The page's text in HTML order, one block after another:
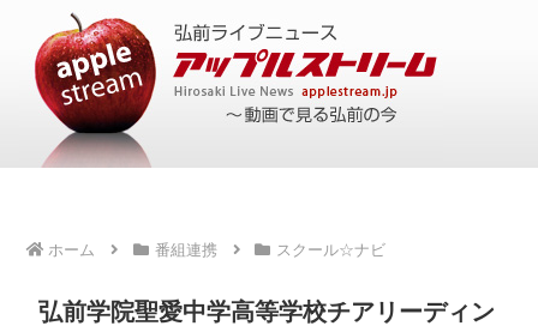
ホーム 番組連携 スクール☆ナビ
弘前学院聖愛中学高等学校チアリーディン